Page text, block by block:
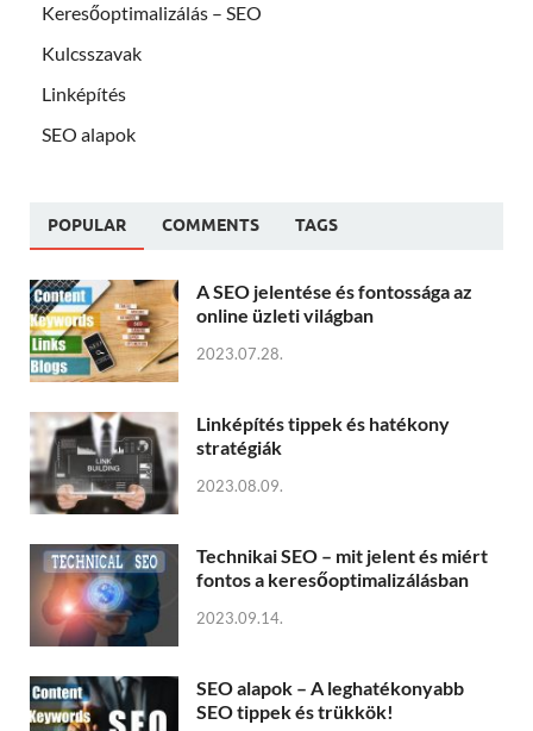
Keresőoptimalizálás – SEO
Kulcsszavak
Linképítés
SEO alapok
POPULAR COMMENTS TAGS
A SEO jelentése és fontossága az
online üzleti világban
2023.07.28.
Linképítés tippek és hatékony
stratégiák
2023.08.09.
Technikai SEO – mit jelent és miért
fontos a keresőoptimalizálásban
2023.09.14.
SEO alapok – A leghatékonyabb
SEO tippek és trükkök!